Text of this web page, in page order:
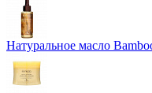
Натуральное масло